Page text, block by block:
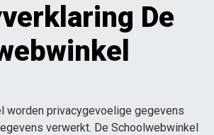
De
worden privacygevoelige gegevens
verwerkt. De Schoolwebwinkel